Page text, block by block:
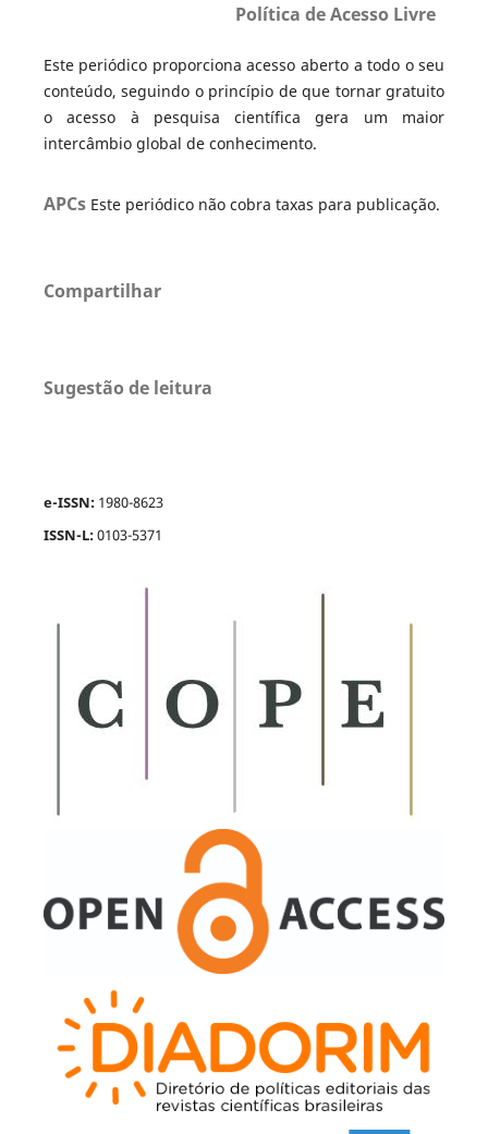
Política de Acesso Livre
Este periódico proporciona acesso aberto a todo o seu
conteúdo, seguindo o princípio de que tornar gratuito
o acesso à pesquisa científica gera um maior
intercâmbio global de conhecimento.
APCs Este periódico não cobra taxas para publicação.
Compartilhar
Sugestão de leitura
e-ISSN: 1980-8623
ISSN-L:0103-5371